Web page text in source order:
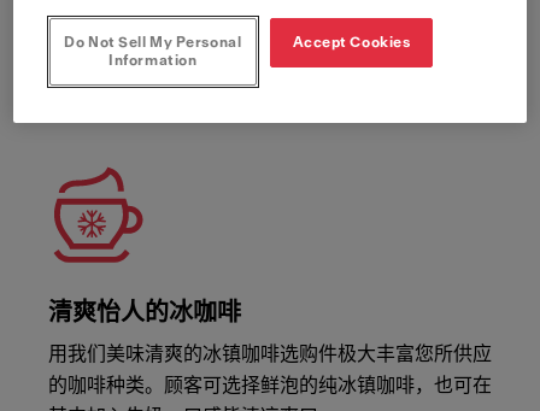
出更多风味，从而满足每个人的口味，且实现每一杯
咖啡的品质始终如一。
清爽怡人的冰咖啡
用我们美味清爽的冰镇咖啡选购件极大丰富您所供应
的咖啡种类。顾客可选择鲜泡的纯冰镇咖啡，也可在
Do Not Sell My Personal
Information
Accept Cookies